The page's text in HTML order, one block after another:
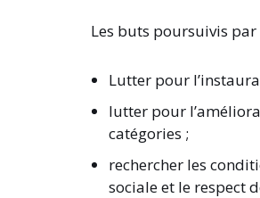
Les buts poursuivis par
Lutter pour
lutter pour
catégories ;
rechercher les
sociale et le respect